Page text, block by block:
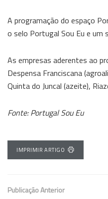
A programação do espaço
o selo Portugal Sou Eu e um
As empresas aderentes ao
Despensa Franciscana
Quinta do Juncal (azeite),
Fonte: Portugal Sou Eu
IMPRIMIR ARTIGO
Publicação Anterior